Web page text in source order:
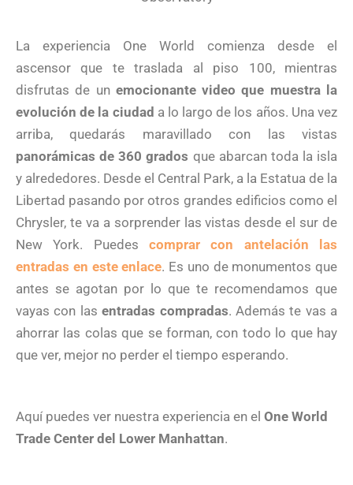
La experiencia One World comienza desde el
ascensor que te traslada al piso 100, mientras
disfrutas de un emocionante video que muestra la
evolución de la ciudad a lo largo de los años. Una vez
arriba, quedarás maravillado con las vistas
panorámicas de 360 grados que abarcan toda la isla
y alrededores. Desde el Central Park, a la Estatua de la
Libertad pasando por otros grandes edificios como el
Chrysler, te va a sorprender las vistas desde el sur de
New York. Puedes comprar con antelación las
entradas en este enlace. Es uno de monumentos que
antes se agotan por lo que te recomendamos que
vayas con lasentradas compradas. Además te vas a
ahorrar las colas que se forman, con todo lo que hay
que ver, mejor no perder el tiempo esperando.
Aquí puedes ver nuestra experiencia en el One World
Trade Center del Lower Manhattan.